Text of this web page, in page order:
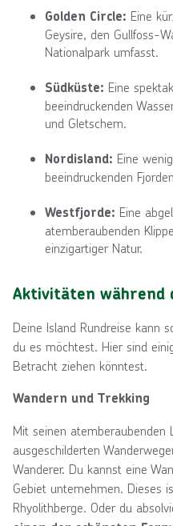
Golden Circle: Eine
Geysire, den Gullfoss-
Nationalpark umfasst.
Südküste: Eine
beeindruckenden
und Gletschern.
Nordisland: Eine
beeindruckenden
Westfjorde: Eine
atemberaubenden
einzigartiger Natur.
Aktivitäten während
Deine Island Rundreise kann
du es möchtest. Hier sind
Betracht ziehen könntest.
Wandern und Trekking
Mit seinen atemberaubenden
ausgeschilderten
Wanderer. Du kannst eine
Gebiet unternehmen. Dieses
Rhyolithberge. Oder du